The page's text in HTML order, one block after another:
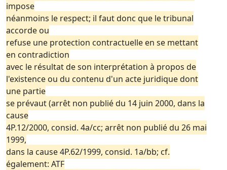
impose
néanmoins le respect; il faut donc que le tribunal
accorde ou
refuse une protection contractuelle en se mettant
en contradiction
avec le résultat de son interprétation à propos de
l'existence ou du contenu d'un acte juridique dont
une partie
se prévaut (arrêt non publié du 14 juin 2000, dans la
cause
4P.12/2000, consid. 4a/cc; arrêt non publié du 26 mai
1999,
dans la cause 4P.62/1999, consid. 1a/bb; cf.
également: ATF